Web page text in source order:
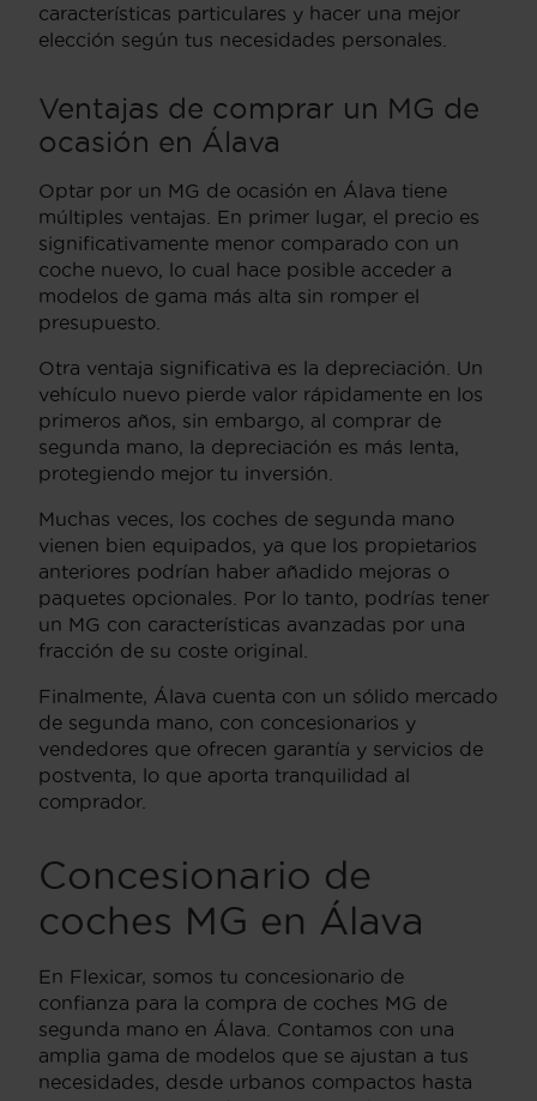
características particulares y hacer una mejor
elección según tus necesidades personales.
Ventajas de comprar un MG de
ocasión en Álava
Optar por un MG de ocasión en Álava tiene
múltiples ventajas. En primer lugar, el precio es
significativamente menor comparado con un
coche nuevo, lo cual hace posible acceder a
modelos de gama más alta sin romper el
presupuesto.
Otra ventaja significativa es la depreciación. Un
vehículo nuevo pierde valor rápidamente en los
primeros años, sin embargo, al comprar de
segunda mano, la depreciación es más lenta,
protegiendo mejor tu inversión.
Muchas veces, los coches de segunda mano
vienen bien equipados, ya que los propietarios
anteriores podrían haber añadido mejoras o
paquetes opcionales. Por lo tanto, podrías tener
un MG con características avanzadas por una
fracción de su coste original.
Finalmente, Álava cuenta con un sólido mercado
de segunda mano, con concesionarios y
vendedores que ofrecen garantía y servicios de
postventa, lo que aporta tranquilidad al
comprador.
Concesionario de
coches MG en Álava
En Flexicar, somos tu concesionario de
confianza para la compra de coches MG de
segunda mano en Álava. Contamos con una
amplia gama de modelos que se ajustan a tus
necesidades, desde urbanos compactos hasta